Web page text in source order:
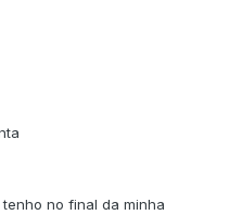
no final da minha